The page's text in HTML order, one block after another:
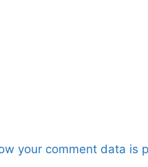
your comment data is